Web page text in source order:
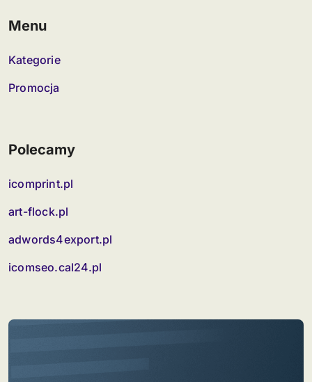
Menu
Kategorie
Promocja
Polecamy
icomprint.pl
art-flock.pl
adwords4export.pl
icomseo.cal24.pl